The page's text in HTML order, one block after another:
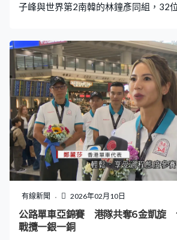
子峰與世界第2南韓的林鐘彥同組，32
稍後轉戰1,500米。
有線新聞 2026年02月10日
公路單車亞錦賽 港隊共奪6金凱旋
戰攬一銀一銅